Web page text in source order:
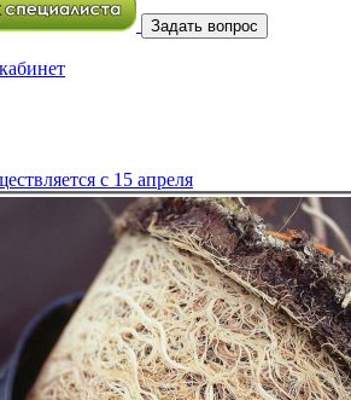
Задать вопрос
с 15 апреля